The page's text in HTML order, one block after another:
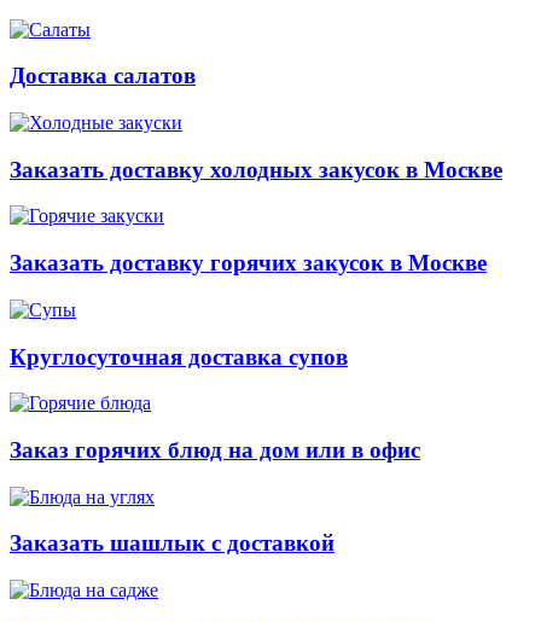
Доставка салатов
Заказать доставку холодных закусок в Москве
Заказать доставку горячих закусок в Москве
Круглосуточная доставка супов
Заказ горячих блюд на дом или в офис
Заказать шашлык с доставкой